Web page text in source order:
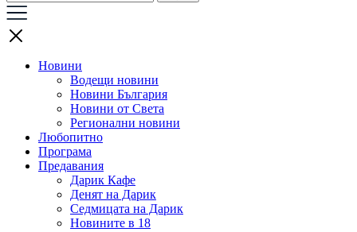
Новини
Водещи новини
Новини България
Новини от Света
Регионални новини
Любопитно
Програма
Предавания
Дарик Кафе
Денят на Дарик
Седмицата на Дарик
Новините в 18